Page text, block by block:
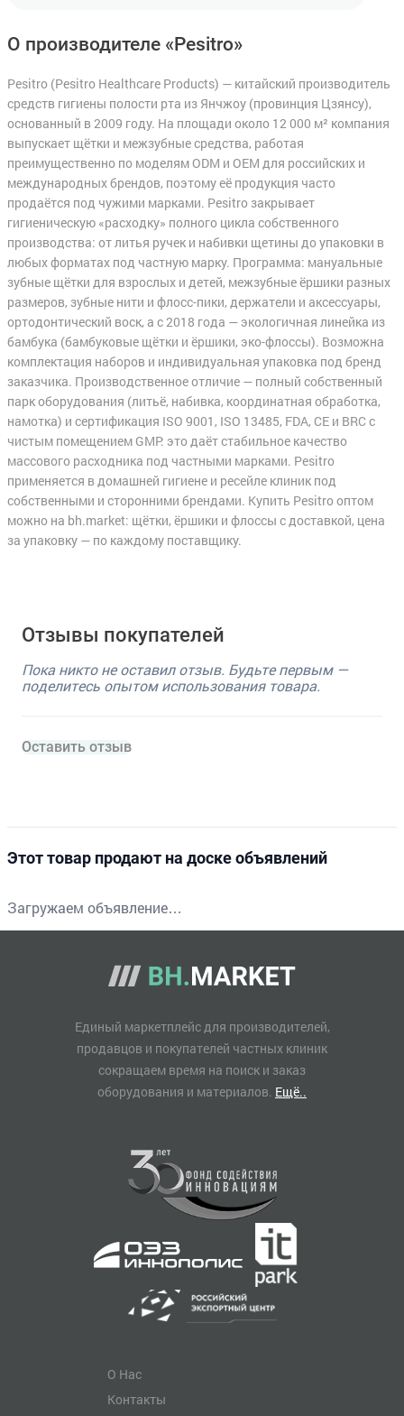
О производителе «Pesitro»
Pesitro (Pesitro Healthcare Products) — китайский производитель
средств гигиены полости рта из Янчжоу (провинция Цзянсу),
основанный в 2009 году. На площади около 12 000 м² компания
выпускает щётки и межзубные средства, работая
преимущественно по моделям ODM и OEM для российских и
международных брендов, поэтому её продукция часто
продаётся под чужими марками. Pesitro закрывает
гигиеническую «расходку» полного цикла собственного
производства: от литья ручек и набивки щетины до упаковки в
любых форматах под частную марку. Программа: мануальные
зубные щётки для взрослых и детей, межзубные ёршики разных
размеров, зубные нити и флосс-пики, держатели и аксессуары,
ортодонтический воск, а с 2018 года — экологичная линейка из
бамбука (бамбуковые щётки и ёршики, эко-флоссы). Возможна
комплектация наборов и индивидуальная упаковка под бренд
заказчика. Производственное отличие — полный собственный
парк оборудования (литьё, набивка, координатная обработка,
намотка) и сертификация ISO 9001, ISO 13485, FDA, CE и BRC с
чистым помещением GMP: это даёт стабильное качество
массового расходника под частными марками. Pesitro
применяется в домашней гигиене и ресейле клиник под
собственными и сторонними брендами. Купить Pesitro оптом
можно на bh.market: щётки, ёршики и флоссы с доставкой, цена
за упаковку — по каждому поставщику.
Отзывы покупателей
Пока никто не оставил отзыв. Будьте первым —
поделитесь опытом использования товара.
Оставить отзыв
Этот товар продают на доске объявлений
Загружаем объявление…
Единый маркетплейс для производителей,
продавцов и покупателей частных клиник
сокращаем время на поиск и заказ
оборудования и материалов. Ещё..
О Нас
Контакты